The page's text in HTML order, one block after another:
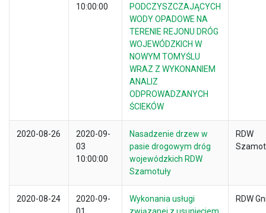
10:00:00
PODCZYSZCZAJĄCYCH
WODY OPADOWE NA
TERENIE REJONU DRÓG
WOJEWÓDZKICH W
NOWYM TOMYŚLU
WRAZ Z WYKONANIEM
ANALIZ
ODPROWADZANYCH
ŚCIEKÓW
2020-08-26
2020-09-
03
10:00:00
Nasadzenie drzew w
pasie drogowym dróg
wojewódzkich RDW
Szamotuły
RDW
2020-08-24
2020-09-
Wykonania usługi
RDW